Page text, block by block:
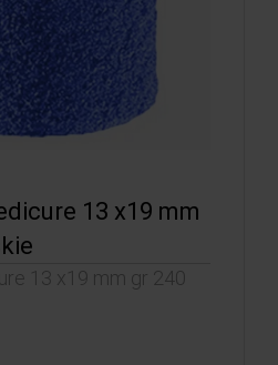
13 x19 mm
13 x19 mm gr 240